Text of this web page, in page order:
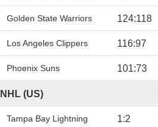
Golden State Warriors 124:118
Los Angeles Clippers 116:97
Phoenix Suns 101:73
NHL (US)
Tampa Bay Lightning 1:2